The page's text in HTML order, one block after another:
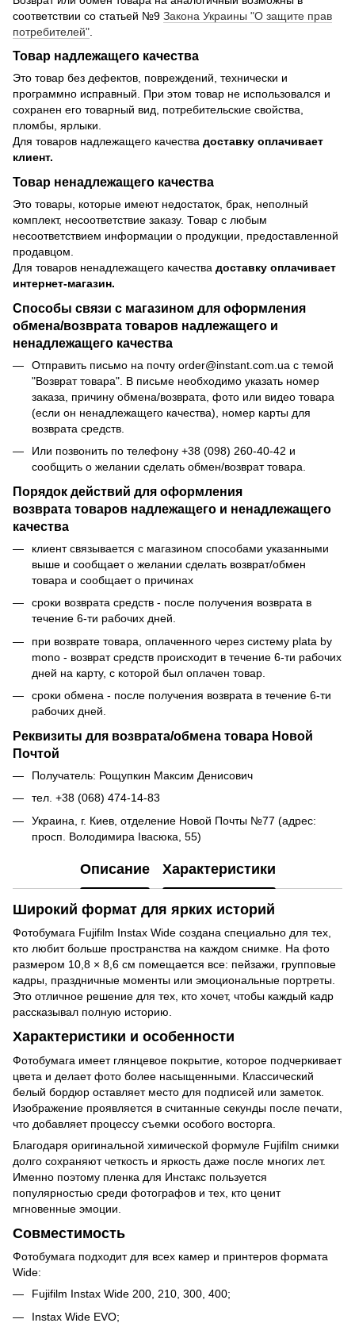
соответствии со статьей №9 Закона Украины "О защите прав
потребителей"
Товар надлежащего качества
Это товар без дефектов, повреждений, технически и
программно исправный. При этом товар не использовался и
сохранен его товарный вид, потребительские свойства,
пломбы, ярлыки.
Для товаров надлежащего качества доставку оплачивает
клиент.
Товар ненадлежащего качества
Это товары, которые имеют недостаток, брак, неполный
комплект, несоответствие заказу. Товар с любым
несоответствием информации о продукции, предоставленной
продавцом.
Для товаров ненадлежащего качества доставку оплачивает
интернет-магазин.
Способы связи с магазином для оформления
обмена/возврата товаров надлежащего и
ненадлежащего качества
Отправить письмо на почту order@instant.com.ua с темой
"Возврат товара". В письме необходимо указать номер
заказа, причину обмена/возврата, фото или видео товара
(если он ненадлежащего качества), номер карты для
возврата средств.
Или позвонить по телефону +38 (098) 260-40-42 и
сообщить о желании сделать обмен/возврат товара.
Порядок действий для оформления
возврата товаров надлежащего и ненадлежащего
качества
клиент связывается с магазином способами указанными
выше и сообщает о желании сделать возврат/обмен
товара и сообщает о причинах
сроки возврата средств - после получения возврата в
течение 6-ти рабочих дней.
при возврате товара, оплаченного через систему plata by
mono - возврат средств происходит в течение 6-ти рабочих
дней на карту, с которой был оплачен товар.
сроки обмена - после получения возврата в течение 6-ти
рабочих дней.
Реквизиты для возврата/обмена товара Новой
Почтой
Получатель: Рощупкин Максим Денисович
тел. +38 (068) 474-14-83
Украина, г. Киев, отделение Новой Почты №77 (адрес:
просп. Володимира Івасюка, 55)
Описание Характеристики
Широкий формат для ярких историй
Фотобумага Fujifilm Instax Wide создана специально для тех,
кто любит больше пространства на каждом снимке. На фото
размером 10,8 × 8,6 см помещается все: пейзажи, групповые
кадры, праздничные моменты или эмоциональные портреты.
Это отличное решение для тех, кто хочет, чтобы каждый кадр
рассказывал полную историю.
Характеристики и особенности
Фотобумага имеет глянцевое покрытие, которое подчеркивает
цвета и делает фото более насыщенными. Классический
белый бордюр оставляет место для подписей или заметок.
Изображение проявляется в считанные секунды после печати,
что добавляет процессу съемки особого восторга.
Благодаря оригинальной химической формуле Fujifilm снимки
долго сохраняют четкость и яркость даже после многих лет.
Именно поэтому пленка для Инстакс пользуется
популярностью среди фотографов и тех, кто ценит
мгновенные эмоции.
Совместимость
Фотобумага подходит для всех камер и принтеров формата
Wide:
Fujifilm Instax Wide 200, 210, 300, 400;
Instax Wide EVO;